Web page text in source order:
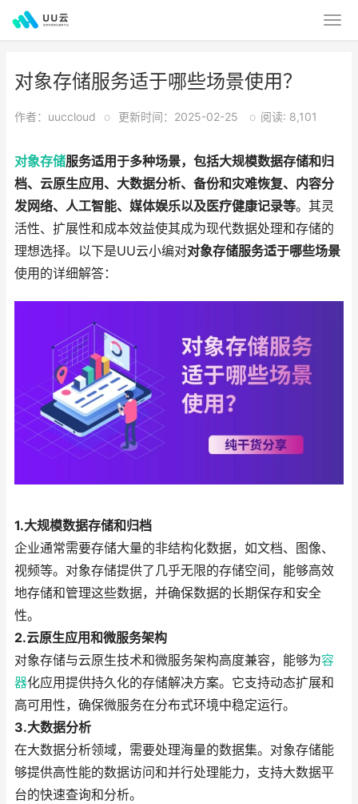
对象存储服务适于哪些场景使用？
作者：uuccloud o 更新时间：2025-02-25 o 阅读: 8,101
对象存储服务适用于多种场景，包括大规模数据存储和归
档、云原生应用、大数据分析、备份和灾难恢复、内容分
发网络、人工智能、媒体娱乐以及医疗健康记录等。其灵
活性、扩展性和成本效益使其成为现代数据处理和存储的
理想选择。以下是UU云小编对对象存储服务适于哪些场景
使用的详细解答：
1.大规模数据存储和归档
企业通常需要存储大量的非结构化数据，如文档、图像、
视频等。对象存储提供了几乎无限的存储空间，能够高效
地存储和管理这些数据，并确保数据的长期保存和安全
性。
2.云原生应用和微服务架构
对象存储与云原生技术和微服务架构高度兼容，能够为容
器化应用提供持久化的存储解决方案。它支持动态扩展和
高可用性，确保微服务在分布式环境中稳定运行。
3.大数据分析
在大数据分析领域，需要处理海量的数据集。对象存储能
够提供高性能的数据访问和并行处理能力，支持大数据平
台的快速查询和分析。